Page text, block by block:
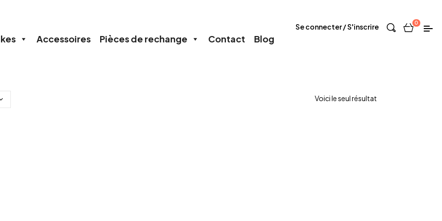
Accessoires Pièces de rechange Contact Blog
Se connecter / S'inscrire 0
Voici le seul résultat